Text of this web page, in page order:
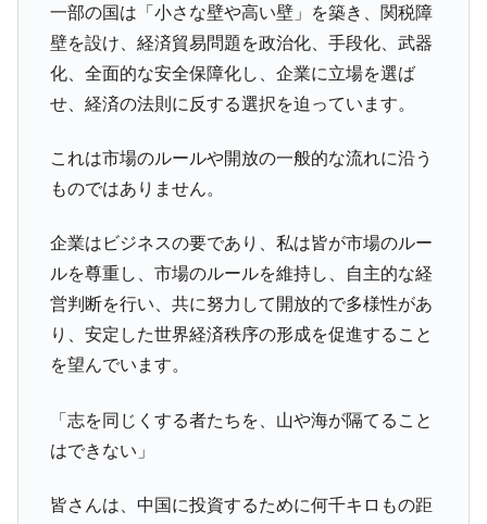
一部の国は「小さな壁や高い壁」を築き、関税障
壁を設け、経済貿易問題を政治化、手段化、武器
化、全面的な安全保障化し、企業に立場を選ば
せ、経済の法則に反する選択を迫っています。
これは市場のルールや開放の一般的な流れに沿う
ものではありません。
企業はビジネスの要であり、私は皆が市場のルー
ルを尊重し、市場のルールを維持し、自主的な経
営判断を行い、共に努力して開放的で多様性があ
り、安定した世界経済秩序の形成を促進すること
を望んでいます。
「志を同じくする者たちを、山や海が隔てること
はできない」
皆さんは、中国に投資するために何千キロもの距